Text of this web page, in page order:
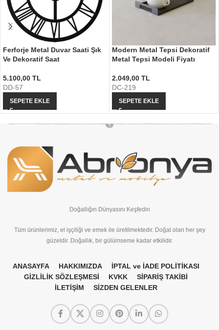
Ferforje Metal Duvar Saati Şık
Ve Dekoratif Saat
5.100,00 TL
DD-57
SEPETE EKLE
Modern Metal Tepsi Dekoratif
Metal Tepsi Modeli Fiyatı
2.049,00 TL
DC-219
SEPETE EKLE
Doğallığın Dünyasını Keşfedin
Tüm ürünlerimiz, el işçiliği ve emek ile üretilmektedir. Doğal olan her şey
güzeldir. Doğallık, bir gülümseme kadar etkilidir.
ANASAYFA HAKKIMIZDA
İPTAL ve İADE POLİTİKASI
GİZLİLİK SÖZLEŞMESİ
KVKK
SİPARİŞ TAKİBİ
İLETİŞİM
SİZDEN GELENLER